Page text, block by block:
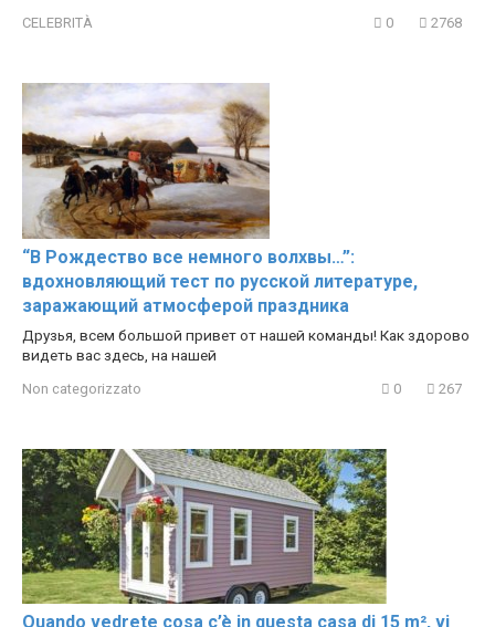
CELEBRITÀ 0 2768
“В Рождество все немного волхвы…”:
вдохновляющий тест по русской литературе,
заражающий атмосферой праздника
Друзья, всем большой привет от нашей команды! Как здорово
видеть вас здесь, на нашей
Non categorizzato 0 267
Quando vedrete cosa c’è in questa casa di 15 m², vi